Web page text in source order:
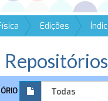
Edições
Repositórios